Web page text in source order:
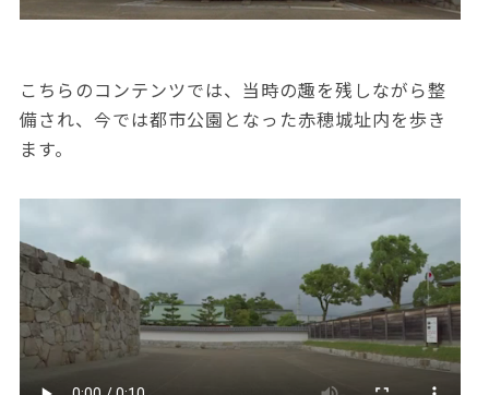
こちらのコンテンツでは、当時の趣を残しながら整
備され、今では都市公園となった赤穂城址内を歩き
ます。